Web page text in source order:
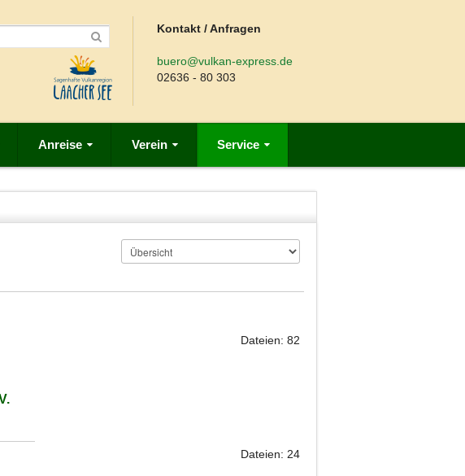
Kontakt / Anfragen
buero@vulkan-express.de
02636 - 80 303
Anreise Verein Service
Dateien: 82
Dateien: 24